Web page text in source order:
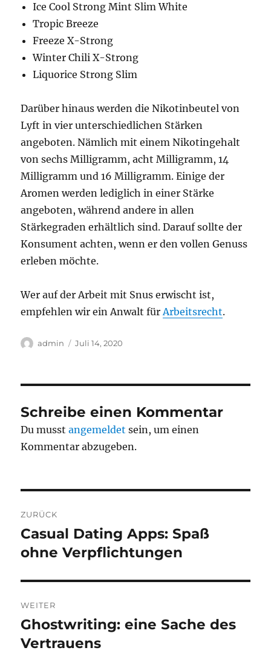
Ice Cool Strong Mint Slim White
Tropic Breeze
Freeze X-Strong
Winter Chili X-Strong
Liquorice Strong Slim
Darüber hinaus werden die Nikotinbeutel von
Lyft in vier unterschiedlichen Stärken
angeboten. Nämlich mit einem Nikotingehalt
von sechs Milligramm, acht Milligramm, 14
Milligramm und 16 Milligramm. Einige der
Aromen werden lediglich in einer Stärke
angeboten, während andere in allen
Stärkegraden erhältlich sind. Darauf sollte der
Konsument achten, wenn er den vollen Genuss
erleben möchte.
Wer auf der Arbeit mit Snus erwischt ist,
empfehlen wir ein Anwalt fürArbeitsrecht.
Autor
admin
Veröffentlicht
Juli 14, 2020
Schreibe einen Kommentar
Du musstangemeldet sein, um einen
Kommentar abzugeben.
ZURÜCK
Vorheriger
Beitrag:
Casual Dating Apps: Spaß
ohne Verpflichtungen
WEITER
Nächster
Beitrag:
Ghostwriting: eine Sache des
Vertrauens